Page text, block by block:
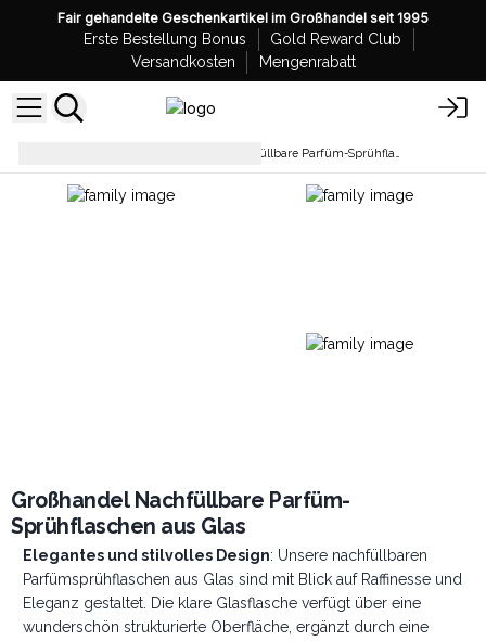
Fair gehandelte Geschenkartikel im Großhandel seit 1995
Erste Bestellung Bonus
Gold Reward Club
Versandkosten
Mengenrabatt
Großhandel Nachfüllbare Parfüm-Sprühflaschen aus Glas
Großhandel Nachfüllbare Parfüm-
Sprühflaschen aus Glas
Elegantes und stilvolles Design: Unsere nachfüllbaren
Parfümsprühflaschen aus Glas sind mit Blick auf Raffinesse und
Eleganz gestaltet. Die klare Glasflasche verfügt über eine
wunderschön strukturierte Oberfläche, ergänzt durch eine